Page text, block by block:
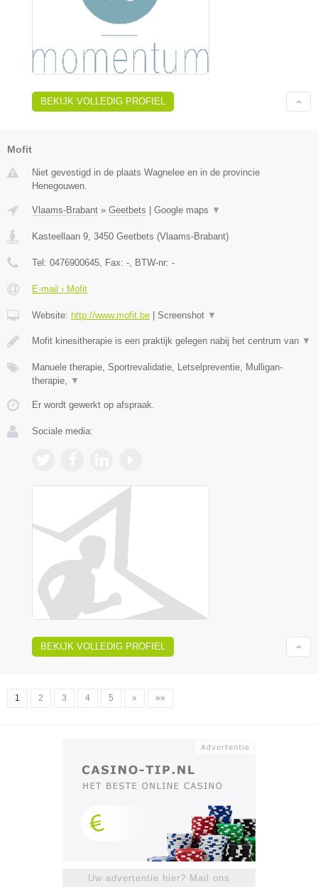
BEKIJK VOLLEDIG PROFIEL
Mofit
Niet gevestigd in de plaats Wagnelee en in de provincie
Henegouwen.
Vlaams-Brabant » Geetbets | Google maps ▼
Kasteellaan 9 3450 Geetbets (Vlaams-Brabant)
Tel: 0476900645 , Fax: - , BTW-nr: -
E-mail › Mofit
Website: http://www.mofit.be | Screenshot ▼
Mofit kinesitherapie is een praktijk gelegen nabij het centrum van ▼
Manuele therapie, Sportrevalidatie, Letselpreventie, Mulligan-
therapie,
▼
Er wordt gewerkt op afspraak.
Sociale media:
BEKIJK VOLLEDIG PROFIEL
1 2 3 4 5 » »»
Uw advertentie hier? Mail ons